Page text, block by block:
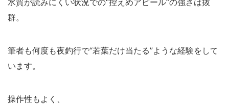
水質が読みにくい状況での“控えめアピール”の強さは抜
群。
筆者も何度も夜釣行で“若葉だけ当たる”ような経験をして
います。
操作性もよく、